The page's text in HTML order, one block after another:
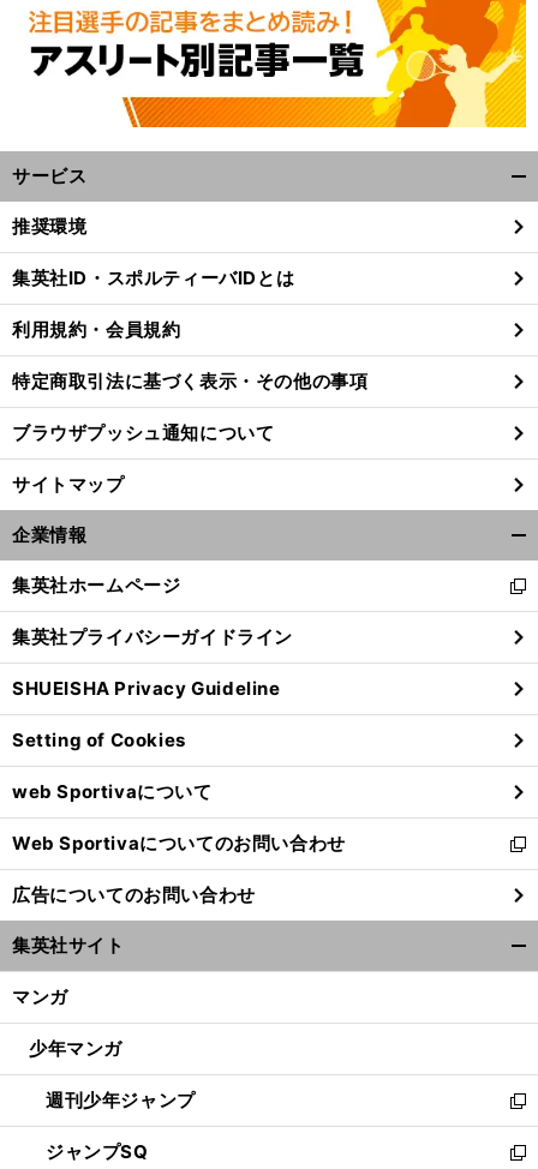
サービス
閉
る
推奨環境
集英社ID・スポルティーバIDとは
利用規約・会員規約
特定商取引法に基づく表示・その他の事項
ブラウザプッシュ通知について
サイトマップ
企業情報
閉
る
集英社ホームページ
新
し
い
ウ
ィ
ン
ド
ウ
で
開
く
集英社プライバシーガイドライン
SHUEISHA Privacy Guideline
Setting of Cookies
web Sportivaについて
Web Sportivaについてのお問い合わせ
新
し
い
ウ
ィ
ン
ウ
開
く
広告についてのお問い合わせ
集英社サイト
マンガ
少年マンガ
週刊少年ジャンプ
新
し
い
ジャンプSQ
新